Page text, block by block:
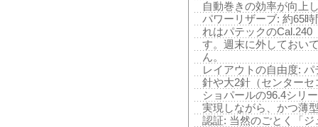
自動巻きの効率が向上
パワーリザーブ: 約65
れはパテックのCal.240
す。週末に外しておい
ん。
レイアウトの自由度:
針や大2針（センター
ショパールの96.4シリ
実現しながら、かつ薄
認証: 当然のごとく「